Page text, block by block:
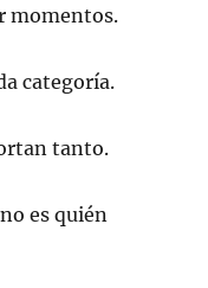
momentos.
categoría.
tanto.
es quién